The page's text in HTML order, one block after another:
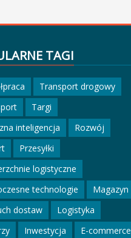
TAGI
Transport drogowy
Targi
inteligencja
Rozwój
Przesyłki
logistyczne
technologie
Magazyn
dostaw
Logistyka
Inwestycja E-commerce